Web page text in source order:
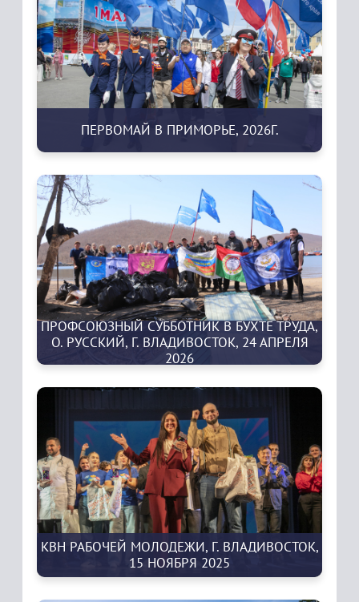
ПЕРВОМАЙ В ПРИМОРЬЕ, 2026Г.
ПРОФСОЮЗНЫЙ СУББОТНИК В БУХТЕ ТРУДА,
О. РУССКИЙ, Г. ВЛАДИВОСТОК, 24 АПРЕЛЯ
2026
КВН РАБОЧЕЙ МОЛОДЕЖИ, Г. ВЛАДИВОСТОК,
15 НОЯБРЯ 2025